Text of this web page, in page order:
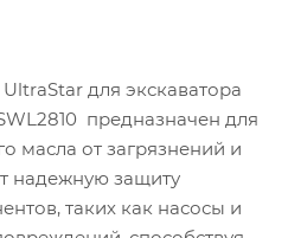
для экскаватора
предназначен для
масла от загрязнений и
надежную защиту
таких как насосы и